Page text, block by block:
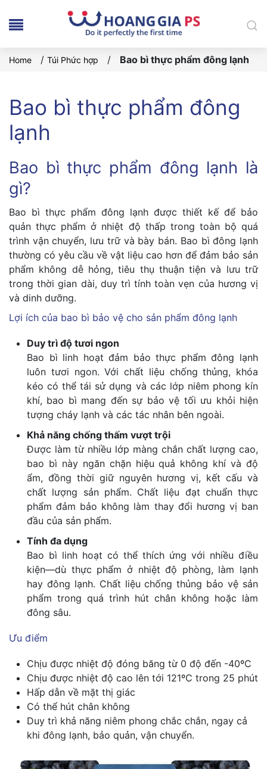
Home / Túi Phức hợp / Bao bì thực phẩm đông lạnh
Bao bì thực phẩm đông
lạnh
Bao bì thực phẩm đông lạnh là
gì?
Bao bì thực phẩm đông lạnh được thiết kế để bảo
quản thực phẩm ở nhiệt độ thấp trong toàn bộ quá
trình vận chuyển, lưu trữ và bày bán. Bao bì đông lạnh
thường có yêu cầu về vật liệu cao hơn để đảm bảo sản
phẩm không dễ hỏng, tiêu thụ thuận tiện và lưu trữ
trong thời gian dài, duy trì tính toàn vẹn của hương vị
và dinh dưỡng.
Lợi ích của bao bì bảo vệ cho sản phẩm đông lạnh
Duy trì độ tươi ngon
Bao bì linh hoạt đảm bảo thực phẩm đông lạnh
luôn tươi ngon. Với chất liệu chống thủng, khóa
kéo có thể tái sử dụng và các lớp niêm phong kín
khí, bao bì mang đến sự bảo vệ tối ưu khỏi hiện
tượng cháy lạnh và các tác nhân bên ngoài.
Khả năng chống thấm vượt trội
Được làm từ nhiều lớp màng chắn chất lượng cao,
bao bì này ngăn chặn hiệu quả không khí và độ
ẩm, đồng thời giữ nguyên hương vị, kết cấu và
chất lượng sản phẩm. Chất liệu đạt chuẩn thực
phẩm đảm bảo không làm thay đổi hương vị ban
đầu của sản phẩm.
Tính đa dụng
Bao bì linh hoạt có thể thích ứng với nhiều điều
kiện—dù thực phẩm ở nhiệt độ phòng, làm lạnh
hay đông lạnh. Chất liệu chống thủng bảo vệ sản
phẩm trong quá trình hút chân không hoặc làm
đông sâu.
Ưu điểm
Chịu được nhiệt độ đóng băng từ 0 độ đến -40ºC
Chịu được nhiệt độ cao lên tới 121ºC trong 25 phút
Hấp dẫn về mặt thị giác
Có thể hút chân không
Duy trì khả năng niêm phong chắc chắn, ngay cả
khi đông lạnh, bảo quản, vận chuyển.